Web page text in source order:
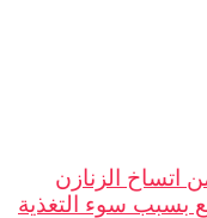
اتساخ الزنازن
بسبب سوء التغذية